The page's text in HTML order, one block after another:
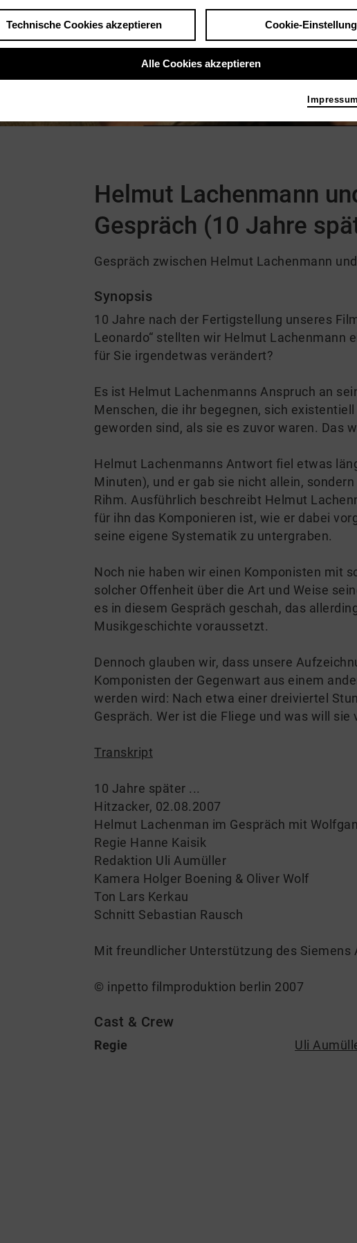
Helmut Lachenmann
Gespräch (10 Jahre
Gespräch zwischen Helmut Lachenmann
Synopsis
10 Jahre nach der Fertigstellung unseres
Leonardo“ stellten wir Helmut Lachenmann
für Sie irgendetwas verändert?
Es ist Helmut Lachenmanns Anspruch an
Menschen, die ihr begegnen, sich
geworden sind, als sie es zuvor waren. Das
Helmut Lachenmanns Antwort fiel etwas
Minuten), und er gab sie nicht allein,
Rihm. Ausführlich beschreibt Helmut
für ihn das Komponieren ist, wie er dabei
seine eigene Systematik zu untergraben.
Noch nie haben wir einen Komponisten mit
solcher Offenheit über die Art und Weise
es in diesem Gespräch geschah, das
Musikgeschichte voraussetzt.
Dennoch glauben wir, dass unsere
Komponisten der Gegenwart aus einem
werden wird: Nach etwa einer dreiviertel
Gespräch. Wer ist die Fliege und was will sie
Transkript
10 Jahre später ...
Hitzacker, 02.08.2007
Helmut Lachenman im Gespräch mit
Regie Hanne Kaisik
Redaktion Uli Aumüller
Kamera Holger Boening & Oliver Wolf
Ton Lars Kerkau
Schnitt Sebastian Rausch
Mit freundlicher Unterstützung des Siemens
© inpetto filmproduktion berlin 2007
Cast & Crew
Regie Uli
Technische Cookies akzeptieren Cookie-
Alle Cookies akzeptieren
Impressum